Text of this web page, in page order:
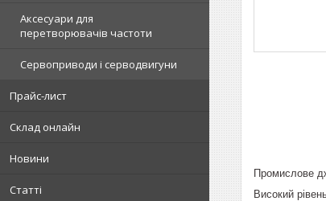
Аксесуари для
перетворювачів частоти
Сервоприводи і серводвигуни
Прайс-лист
Склад онлайн
Новини
Статті
Промислове
Високий